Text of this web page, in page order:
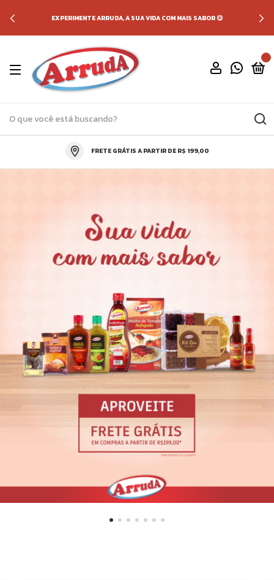
EXPERIMENTE ARRUDA, A SUA VIDA COM MAIS SABOR 😋
FRETE GRÁTIS A PARTIR DE R$ 199,00